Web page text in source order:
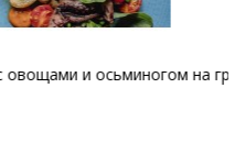
и осьминогом на гриле